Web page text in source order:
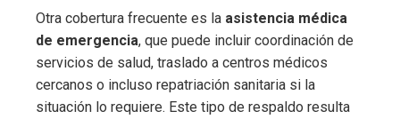
Otra cobertura frecuente es la asistencia médica
de emergencia, que puede incluir coordinación de
servicios de salud, traslado a centros médicos
cercanos o incluso repatriación sanitaria si la
situación lo requiere. Este tipo de respaldo resulta